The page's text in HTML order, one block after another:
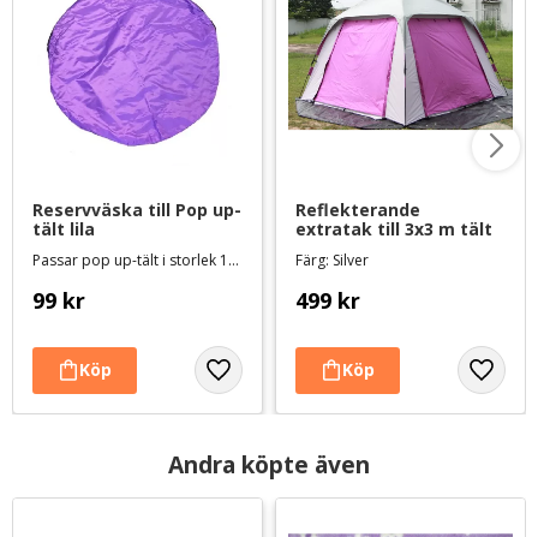
Reservväska till Pop up-
tält lila
Passar pop up-tält i storlek 150 cm och 170 cm
99 kr
Reflekterande
extratak till 3x3 m tält
Färg: Silver
499 kr
Andra köpte även